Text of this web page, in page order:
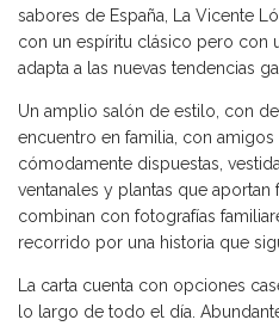
sabores de España, La Vicente
con un espíritu clásico pero con
adapta a las nuevas tendencias
Un amplio salón de estilo, con
encuentro en familia, con amigos
cómodamente dispuestas,
ventanales y plantas que
combinan con fotografías
recorrido por una historia que
La carta cuenta con opciones
lo largo de todo el día.